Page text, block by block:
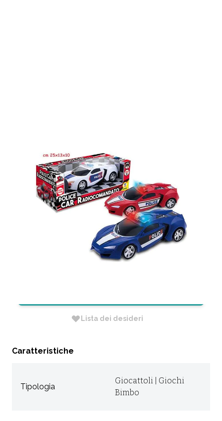
AUTO DELLA POLIZIA
RADIOCOMANDATA
Non Disponibile
Lista dei desideri
Caratteristiche
Tipologia
Giocattoli | Giochi
Bimbo